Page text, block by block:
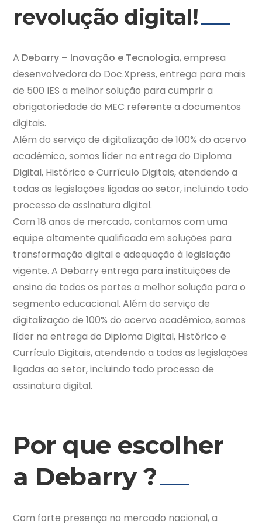
revolução digital!
A Debarry – Inovação e Tecnologia, empresa
desenvolvedora do Doc.Xpress, entrega para mais
de 500 IES a melhor solução para cumprir a
obrigatoriedade do MEC referente a documentos
digitais.
Além do serviço de digitalização de 100% do acervo
acadêmico, somos líder na entrega do Diploma
Digital, Histórico e Currículo Digitais, atendendo a
todas as legislações ligadas ao setor, incluindo todo
processo de assinatura digital.
Com 18 anos de mercado, contamos com uma
equipe altamente qualificada em soluções para
transformação digital e adequação à legislação
vigente. A Debarry entrega para instituições de
ensino de todos os portes a melhor solução para o
segmento educacional. Além do serviço de
digitalização de 100% do acervo acadêmico, somos
líder na entrega do Diploma Digital, Histórico e
Currículo Digitais, atendendo a todas as legislações
ligadas ao setor, incluindo todo processo de
assinatura digital.
Por que escolher
a Debarry ?
Com forte presença no mercado nacional, a